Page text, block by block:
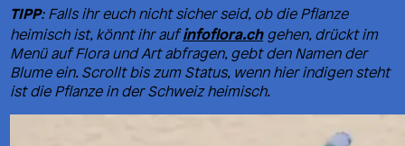
TIPP: Falls ihr euch nicht sicher seid, ob die Pflanze
heimisch ist, könnt ihr aufinfoflora.chgehen, drückt im
Menü auf Flora und Art abfragen, gebt den Namen der
Blume ein. Scrollt bis zum Status, wenn hier indigen steht
ist die Pflanze in der Schweiz heimisch.